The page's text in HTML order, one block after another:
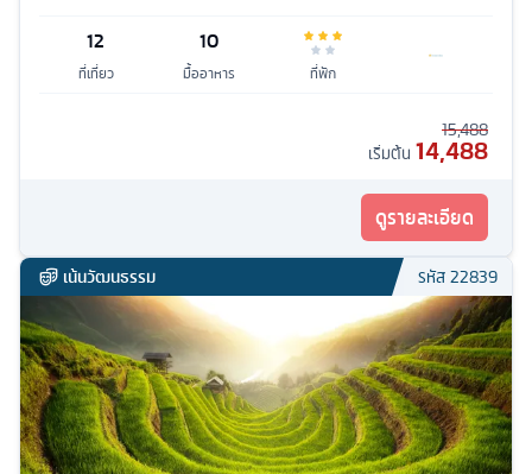
12
ที่เที่ยว
10
มื้ออาหาร ที่พัก
15,488
เริ่มต้น 14,488
ดูรายละเอียด
เน้นวัฒนธรรม รหัส22839